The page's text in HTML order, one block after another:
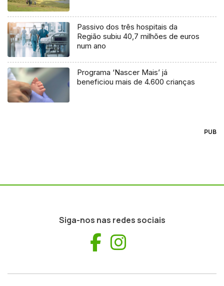
Passivo dos três hospitais da
Região subiu 40,7 milhões de euros
num ano
Programa ‘Nascer Mais’ já
beneficiou mais de 4.600 crianças
PUB
Siga-nos nas redes sociais
Facebook